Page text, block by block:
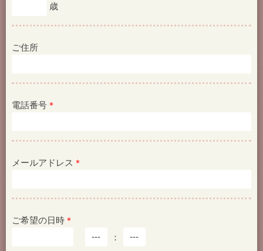
歳
ご住所
電話番号 ＊
メールアドレス ＊
ご希望の日時 ＊
：